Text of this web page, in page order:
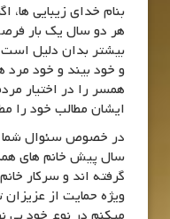
بنام خدای زیبایی
هر دو سال یک بار
بیشتر بدان دلیل
و خود بیند و خود مرد
همسر را در اختیار
ایشان مطالب خود را
در خصوص سئوال شما
سال پیش خانم های
گرفته اند و سرکار
ویژه حمایت از